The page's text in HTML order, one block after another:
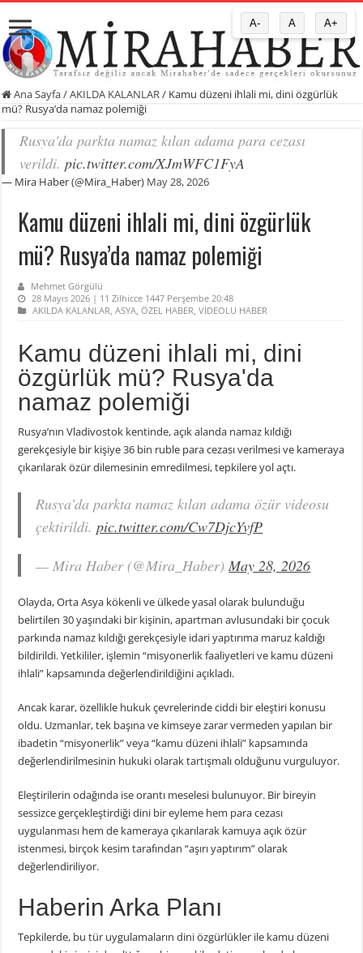
Ana Sayfa/AKILDA KALANLAR / Kamu düzeni ihlali mi, dini özgürlük
mü? Rusya’da namaz polemiği
Rusya'da parkta namaz kılan adama para cezası
verildi.pic.twitter.com/XJmWFC1FyA
— Mira Haber (@Mira_Haber) May 28, 2026
Kamu düzeni ihlali mi, dini özgürlük
mü? Rusya’da namaz polemiği
Mehmet Görgülü
28 Mayıs 2026 | 11 Zilhicce 1447 Perşembe 20:48
AKILDA KALANLAR ,ASYA ,ÖZEL HABER ,VİDEOLU HABER
Kamu düzeni ihlali mi, dini
özgürlük mü? Rusya'da
namaz polemiği
Rusya’nın Vladivostok kentinde, açık alanda namaz kıldığı
gerekçesiyle bir kişiye 36 bin ruble para cezası verilmesi ve kameraya
çıkarılarak özür dilemesinin emredilmesi, tepkilere yol açtı.
Rusya’da parkta namaz kılan adama özür videosu
çektirildi.pic.twitter.com/Cw7DjcYvfP
— Mira Haber (@Mira_Haber) May 28, 2026
Olayda, Orta Asya kökenli ve ülkede yasal olarak bulunduğu
belirtilen 30 yaşındaki bir kişinin, apartman avlusundaki bir çocuk
parkında namaz kıldığı gerekçesiyle idari yaptırıma maruz kaldığı
bildirildi. Yetkililer, işlemin “misyonerlik faaliyetleri ve kamu düzeni
ihlali” kapsamında değerlendirildiğini açıkladı.
Ancak karar, özellikle hukuk çevrelerinde ciddi bir eleştiri konusu
oldu. Uzmanlar, tek başına ve kimseye zarar vermeden yapılan bir
ibadetin “misyonerlik” veya “kamu düzeni ihlali” kapsamında
değerlendirilmesinin hukuki olarak tartışmalı olduğunu vurguluyor.
Eleştirilerin odağında ise orantı meselesi bulunuyor. Bir bireyin
sessizce gerçekleştirdiği dini bir eyleme hem para cezası
uygulanması hem de kameraya çıkarılarak kamuya açık özür
istenmesi, birçok kesim tarafından “aşırı yaptırım” olarak
değerlendiriliyor.
Haberin Arka Planı
Tepkilerde, bu tür uygulamaların dini özgürlükler ile kamu düzeni
A- A A+